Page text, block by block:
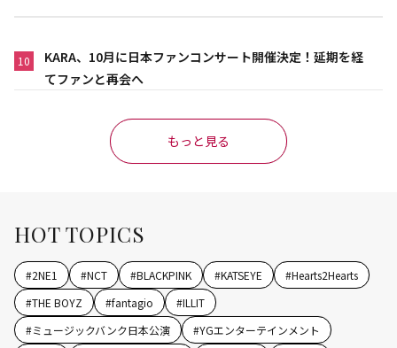
10
KARA、10月に日本ファンコンサート開催決定！延期を経
てファンと再会へ
もっと見る
HOT TOPICS
#2NE1 #NCT #BLACKPINK #KATSEYE #Hearts2Hearts
#THE BOYZ #fantagio #ILLIT
#ミュージックバンク日本公演 #YGエンターテインメント